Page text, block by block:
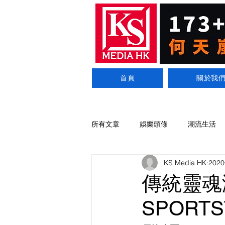
首頁 關於我
所有文章 娛樂頭條 潮流生活
傳統靈
KS Media HK